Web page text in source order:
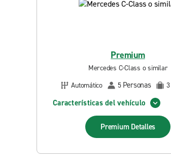
Premium
Mercedes C-Class o similar
Automático
5 Personas 3
Características del vehículo
Premium Detalles